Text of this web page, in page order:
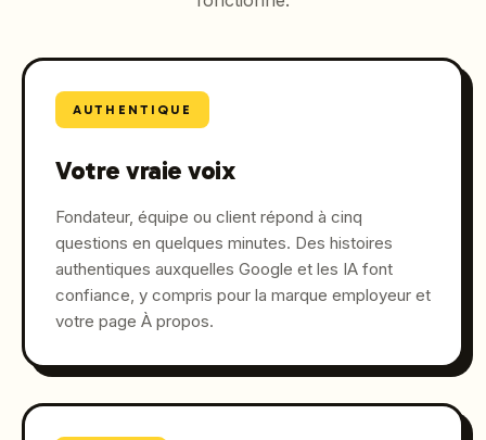
AUTHENTIQUE
Votre vraie voix
Fondateur, équipe ou client répond à cinq
questions en quelques minutes. Des histoires
authentiques auxquelles Google et les IA font
confiance, y compris pour la marque employeur et
votre page À propos.